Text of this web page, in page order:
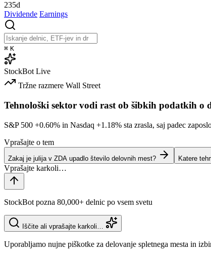
235d
Dividende Earnings
⌘ K
StockBot Live
Tržne razmere Wall Street
Tehnološki sektor vodi rast ob šibkih podatkih o
S&P 500 +0.60% in Nasdaq +1.18% sta zrasla, saj padec
Vprašajte o tem
Zakaj je julija v ZDA upadlo število delovnih mest? Katere
StockBot pozna 80,000+ delnic po vsem svetu
Iščite ali vprašajte karkoli…
Uporabljamo nujne piškotke za delovanje spletnega mesta in